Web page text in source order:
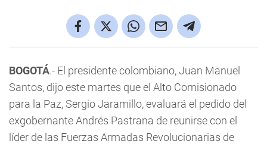
BOGOTÁ.- El presidente colombiano, Juan Manuel
Santos, dijo este martes que el Alto Comisionado
para la Paz, Sergio Jaramillo, evaluará el pedido del
exgobernante Andrés Pastrana de reunirse con el
líder de las Fuerzas Armadas Revolucionarias de